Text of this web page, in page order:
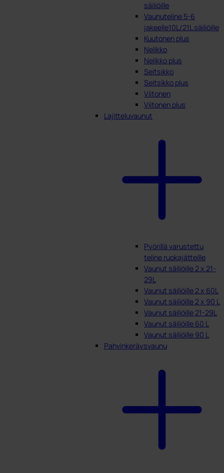
säiliöille
Vaunuteline 5-6
jakeelle10L/21L säiliöille
Kuutonen plus
Nelikko
Nelikko plus
Seitsikko
Seitsikko plus
Viitonen
Viitonen plus
Lajitteluvaunut
Pyörillä varustettu
teline ruokajätteille
Vaunut säiliöille 2 x 21-
29L
Vaunut säiliöille 2 x 60L
Vaunut säiliöille 2 x 90 L
Vaunut säiliöille 21-29L
Vaunut säiliöille 60 L
Vaunut säiliöille 90 L
Pahvinkeräysvaunu